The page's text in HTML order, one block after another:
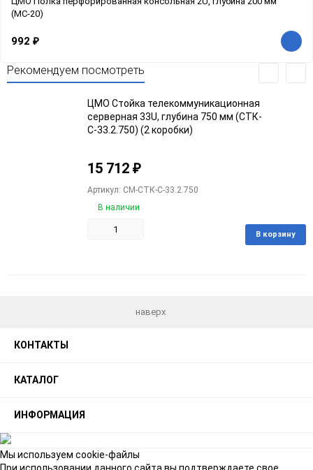
(МС-20)
992 ₽
Рекомендуем посмотреть
ЦМО Стойка телекоммуникационная
серверная 33U, глубина 750 мм (СТК-
С-33.2.750) (2 коробки)
15 712 ₽
Артикул: CM-СТК-С-33.2.750
В наличии
В корзину
наверх
КОНТАКТЫ
КАТАЛОГ
ИНФОРМАЦИЯ
Мы используем cookie-файлы